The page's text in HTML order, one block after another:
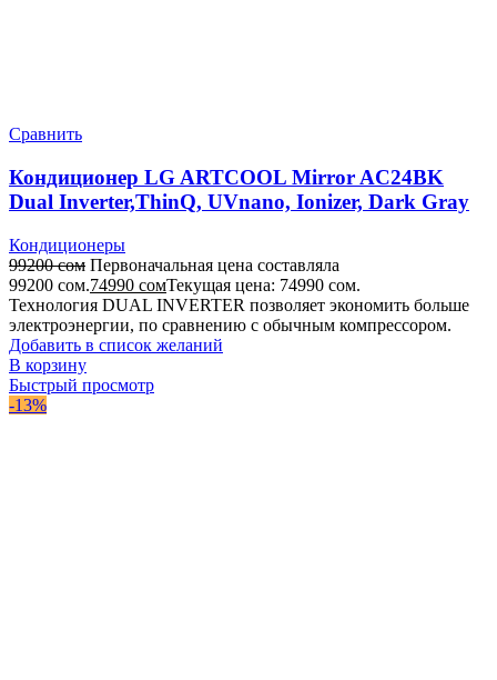
Сравнить
Кондиционер LG ARTCOOL Mirror AC24BK
Dual Inverter,ThinQ, UVnano, Ionizer, Dark Gray
Кондиционеры
99200сом Первоначальная цена составляла
99200 сом.74990 сомТекущая цена: 74990 сом.
Технология DUAL INVERTER позволяет экономить больше
электроэнергии, по сравнению с обычным компрессором.
Добавить в список желаний
В корзину
Быстрый просмотр
-13%